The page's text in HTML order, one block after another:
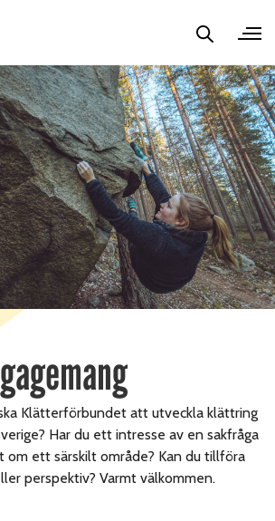
Klätterförbundet att utveckla klättring
Har du ett intresse av en sakfråga
om ett särskilt område? Kan du tillföra
perspektiv? Varmt välkommen.